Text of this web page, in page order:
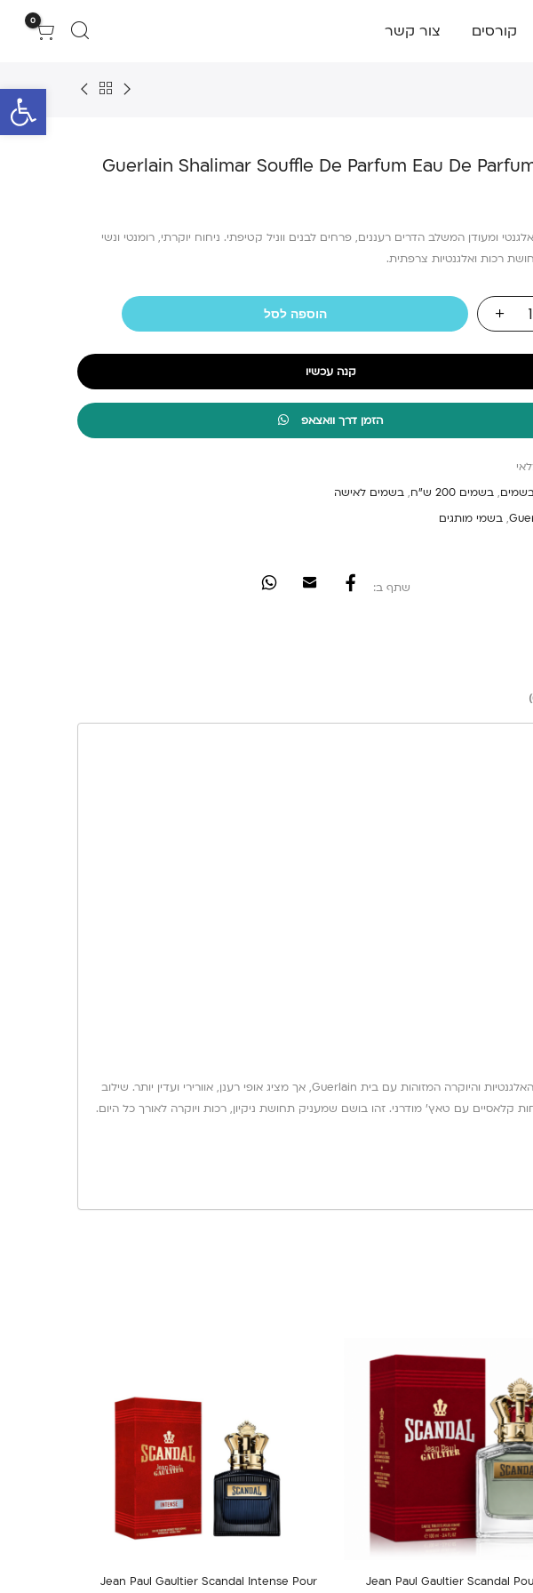
פתח
קורסים צור קשר
0
Guerlain Shalimar Souffle De Parfum Eau De
ומעודן המשלב הדרים רעננים, פרחים לבנים ווניל קטיפתי. ניחוח יוקרתי, רומנטי ונשי
רכות ואלגנטיות צרפתית.
הוספה לסל
קנה עכשיו
הזמן דרך וואצאפ
, בשמים 200 ש"ח , בשמים לאישה
, בשמי מותגים
שתף ב:
Guerlain Shalimar Souffle de Parfum הוא פרשנות מודרנית, קלילה וזוהרת לבושם האגדי Shalimar. הניחוח שומר על האלגנטיות והיוקרה המזוהות עם בית Guerlain, אך מציג אופי רענן, אוורירי ועדין יותר. שילוב
עם טאץ’ מודרני. זהו בושם שמעניק תחושת ניקיון, רכות ויוקרה לאורך כל היום.
Jean Paul Gaultier Scandal
Jean Paul Gaultier Scandal Intense Pour